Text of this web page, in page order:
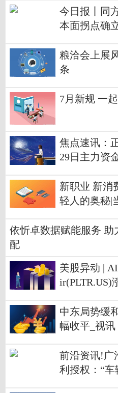
今日报丨同
本面拐点确
粮洽会上展
条
7月新规 一
焦点速讯：
29日主力资
新职业 新消
轻人的奥秘|
依忻卓数据赋能服务 助
配
美股异动 |
ir(PLTR.US)
中东局势缓
幅收平_视讯
前沿资讯!广
利授权：“车